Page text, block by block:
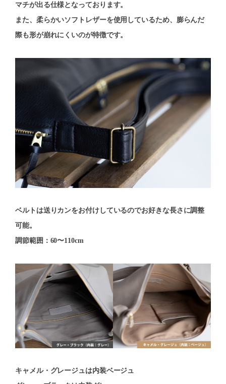
マチが出る仕様となっております。
また、柔らかいソフトレザーを使用しているため、膨らんだ
際も形が崩れにくいのが特徴です。
ベルトは送りカンをお付けしているのでお好きな長さに調整
可能。
調節範囲：60〜110cm
キャメル・グレージュは内装ベージュ